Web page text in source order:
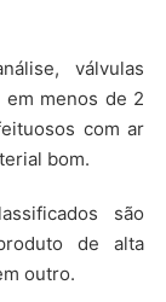
válvulas
em menos de 2
com ar
bom.
são
de alta
outro.